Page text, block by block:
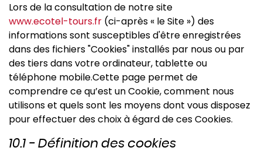
Lors de la consultation de notre site
www.ecotel-tours.fr (ci-après « le Site ») des
informations sont susceptibles d'être enregistrées
dans des fichiers "Cookies" installés par nous ou par
des tiers dans votre ordinateur, tablette ou
téléphone mobile.Cette page permet de
comprendre ce qu’est un Cookie, comment nous
utilisons et quels sont les moyens dont vous disposez
pour effectuer des choix à égard de ces Cookies.
10.1 - Définition des cookies